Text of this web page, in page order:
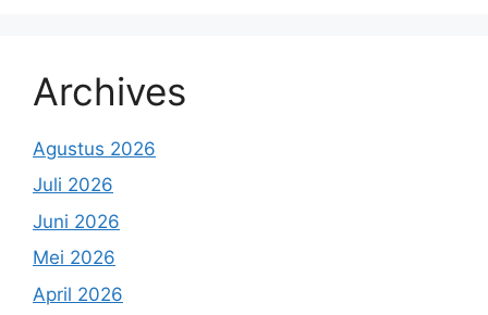
Archives
Agustus 2026
Juli 2026
Juni 2026
Mei 2026
April 2026